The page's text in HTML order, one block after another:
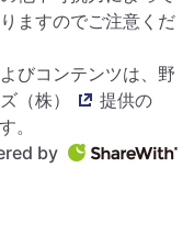
ますのでご注意くだ
びコンテンツは、 野
（株）
提供の
。
by